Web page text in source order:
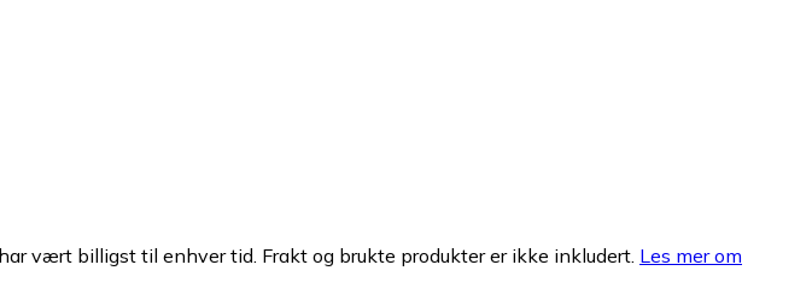
vært billigst til enhver tid. Frakt og brukte produkter er ikke inkludert. Les mer om